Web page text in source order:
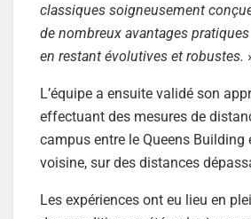
classiques soigneusement
de nombreux avantages
en restant évolutives et robustes.
L’équipe a ensuite validé son
effectuant des mesures de
campus entre le Queens Building
voisine, sur des distances
Les expériences ont eu lieu en